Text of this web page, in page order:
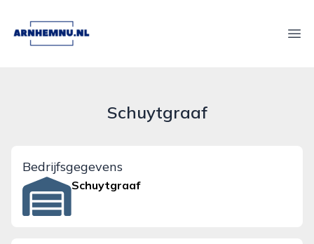
arnhemnu.nl
Schuytgraaf
Bedrijfsgegevens
Schuytgraaf